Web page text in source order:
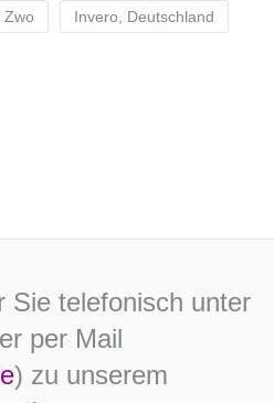
Zwo Invero, Deutschland
Sie telefonisch unter
per Mail
) zu unserem